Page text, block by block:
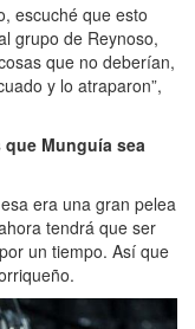
escuché que esto
grupo de Reynoso,
que no deberían,
y lo atraparon”,
Munguía sea
era una gran pelea
tendrá que ser
un tiempo. Así que